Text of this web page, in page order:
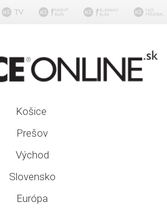
Košice
Prešov
Východ
Slovensko
Európa